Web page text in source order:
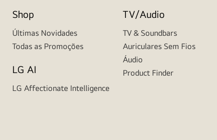
Shop
Últimas Novidades
Todas as Promoções
LG AI
LG Affectionate Intelligence
TV/Audio
TV & Soundbars
Auriculares Sem Fios
Áudio
Product Finder